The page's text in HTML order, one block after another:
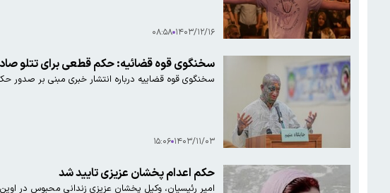
۱۴۰۳/۱۲/۱۶ ۰۸:۵۸
سخنگوی قوه قضائیه: حکم قطعی‌ برای تتلو
سخنگوی قوه قضاییه درباره انتشار خبری مبنی بر صدور
۱۴۰۳/۱۱/۰۳ ۱۵:۰۶
حکم اعدام ⁧پخشان عزیزی تایید شد